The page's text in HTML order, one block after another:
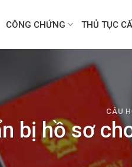
CÔNG CHỨNG THỦ TỤC
CÂU
bị hồ sơ